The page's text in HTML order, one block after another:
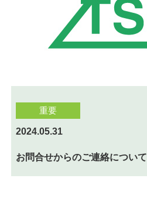
重要
2024.05.31
お問合せからのご連絡について